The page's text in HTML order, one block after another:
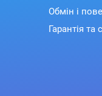
Обмін і
Гарантія та